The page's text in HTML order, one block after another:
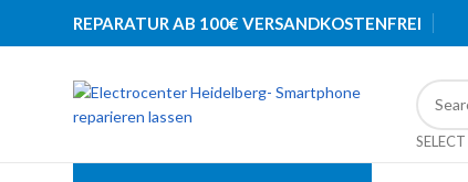
REPARATUR AB 100€ VERSANDKOSTENFREI